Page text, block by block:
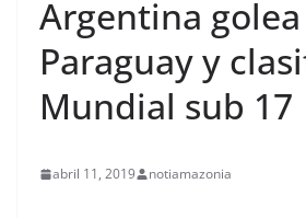
Argentina golea
Paraguay y
Mundial sub 17
abril 11, 2019 notiamazonia